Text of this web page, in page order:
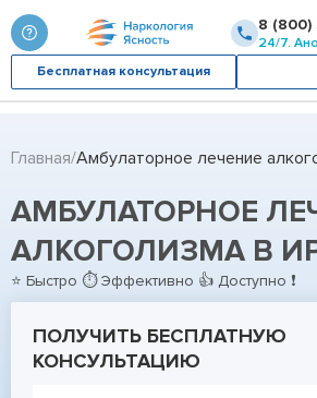
8
24/7.
Бесплатная консультация
Главная Амбулаторное лечение
АМБУЛАТОРНОЕ
АЛКОГОЛИЗМА В
⭐ Быстро ⏱ Эффективно 👍 Доступно ❗
ПОЛУЧИТЬ БЕСПЛАТНУЮ
КОНСУЛЬТАЦИЮ